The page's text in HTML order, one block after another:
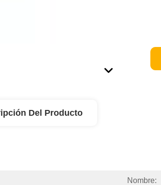
Del Producto
Nombre: